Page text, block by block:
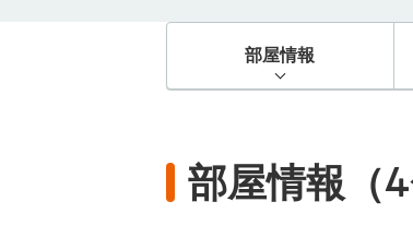
部屋情報
部屋情報（4